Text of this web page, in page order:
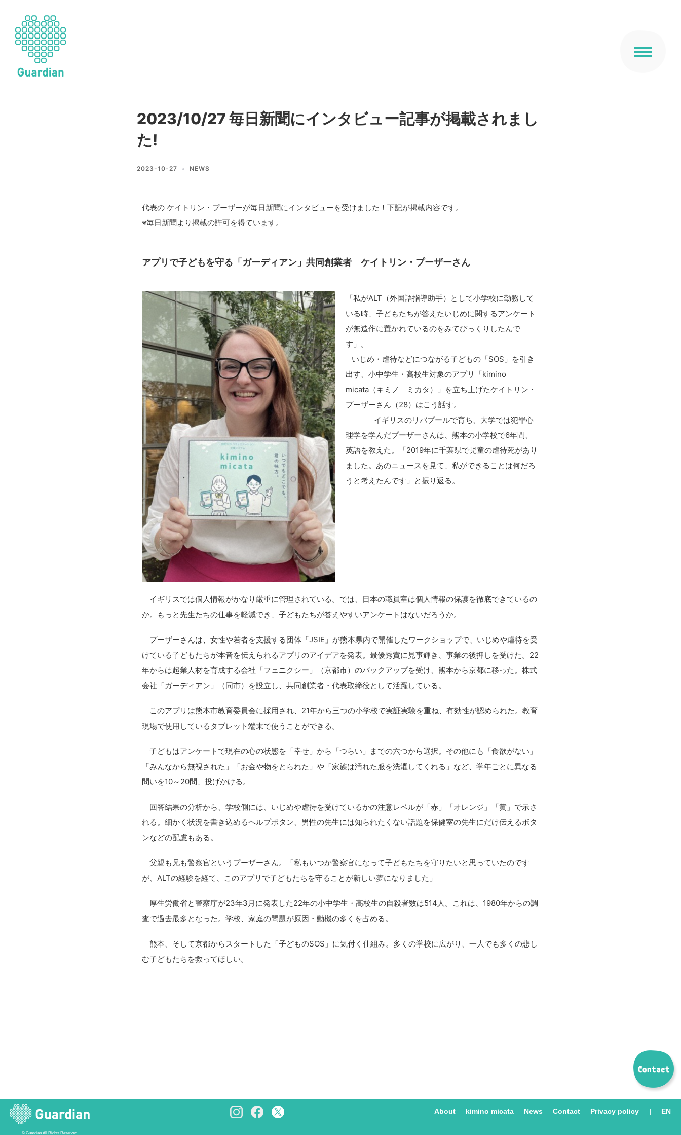
2023/10/27 毎日新聞にインタビュー記事が掲載されまし
た!
2023-10-27 NEWS
代表の ケイトリン・プーザーが毎日新聞にインタビューを受けました！下記が掲載内容です。
※毎日新聞より掲載の許可を得ています。
アプリで子どもを守る「ガーディアン」共同創業者 ケイトリン・プーザーさん
「私がALT（外国語指導助手）として小学校に勤務して
いる時、子どもたちが答えたいじめに関するアンケート
が無造作に置かれているのをみてびっくりしたんで
す」。
いじめ・虐待などにつながる子どもの「SOS」を引き
出す、小中学生・高校生対象のアプリ「kimino
micata（キミノ ミカタ）」を立ち上げたケイトリン・
プーザーさん（28）はこう話す。
イギリスのリバプールで育ち、大学では犯罪心
理学を学んだプーザーさんは、熊本の小学校で6年間、
英語を教えた。「2019年に千葉県で児童の虐待死があり
ました。あのニュースを見て、私ができることは何だろ
うと考えたんです」と振り返る。
イギリスでは個人情報がかなり厳重に管理されている。では、日本の職員室は個人情報の保護を徹底できているの
か。もっと先生たちの仕事を軽減でき、子どもたちが答えやすいアンケートはないだろうか。
プーザーさんは、女性や若者を支援する団体「JSIE」が熊本県内で開催したワークショップで、いじめや虐待を受
けている子どもたちが本音を伝えられるアプリのアイデアを発表。最優秀賞に見事輝き、事業の後押しを受けた。22
年からは起業人材を育成する会社「フェニクシー」（京都市）のバックアップを受け、熊本から京都に移った。株式
会社「ガーディアン」（同市）を設立し、共同創業者・代表取締役として活躍している。
このアプリは熊本市教育委員会に採用され、21年から三つの小学校で実証実験を重ね、有効性が認められた。教育
現場で使用しているタブレット端末で使うことができる。
子どもはアンケートで現在の心の状態を「幸せ」から「つらい」までの六つから選択。その他にも「食欲がない」
「みんなから無視された」「お金や物をとられた」や「家族は汚れた服を洗濯してくれる」など、学年ごとに異なる
問いを10～20問、投げかける。
回答結果の分析から、学校側には、いじめや虐待を受けているかの注意レベルが「赤」「オレンジ」「黄」で示さ
れる。細かく状況を書き込めるヘルプボタン、男性の先生には知られたくない話題を保健室の先生にだけ伝えるボタ
ンなどの配慮もある。
父親も兄も警察官というプーザーさん。「私もいつか警察官になって子どもたちを守りたいと思っていたのです
が、ALTの経験を経て、このアプリで子どもたちを守ることが新しい夢になりました」
厚生労働省と警察庁が23年3月に発表した22年の小中学生・高校生の自殺者数は514人。これは、1980年からの調
査で過去最多となった。学校、家庭の問題が原因・動機の多くを占める。
熊本、そして京都からスタートした「子どものSOS」に気付く仕組み。多くの学校に広がり、一人でも多くの悲し
む子どもたちを救ってほしい。
© Guardian All Rights Reserved.
About kimino micata News Contact Privacy policy | EN